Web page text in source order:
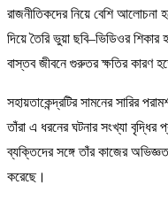
রাজনীতিকদের নিয়ে বেশি
দিয়ে তৈরি ভুয়া ছবি–ভিডিওর
বাস্তব জীবনে গুরুতর ক্ষতির কারণ
সহায়তাকেন্দ্রটির সামনের সারির
তাঁরা এ ধরনের ঘটনার সংখ্যা
ব্যক্তিদের সঙ্গে তাঁর কাজের
করেছে।